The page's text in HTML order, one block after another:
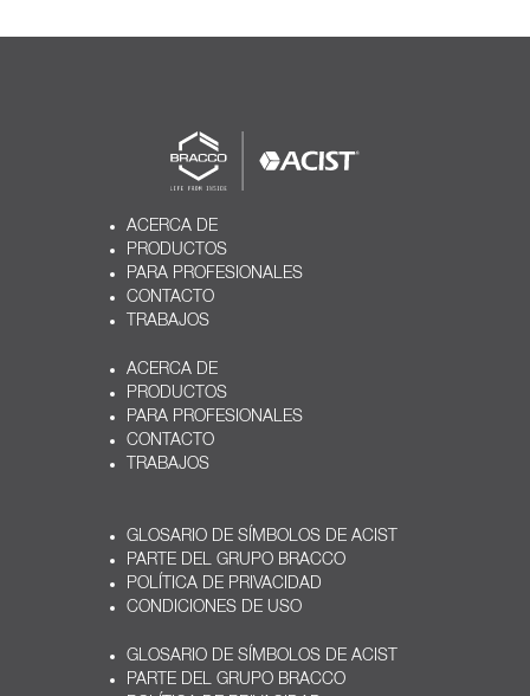
ACERCA DE
PRODUCTOS
PARA PROFESIONALES
CONTACTO
TRABAJOS
ACERCA DE
PRODUCTOS
PARA PROFESIONALES
CONTACTO
TRABAJOS
GLOSARIO DE SÍMBOLOS DE ACIST
PARTE DEL GRUPO BRACCO
POLÍTICA DE PRIVACIDAD
CONDICIONES DE USO
GLOSARIO DE SÍMBOLOS DE ACIST
PARTE DEL GRUPO BRACCO